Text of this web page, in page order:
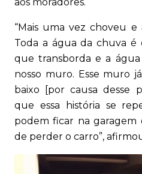
aos moradores.
“Mais uma vez choveu
Toda a água da chuva é
que transborda e a
nosso muro. Esse muro
baixo [por causa desse
que essa história se
podem ficar na garagem
de perder o carro”,